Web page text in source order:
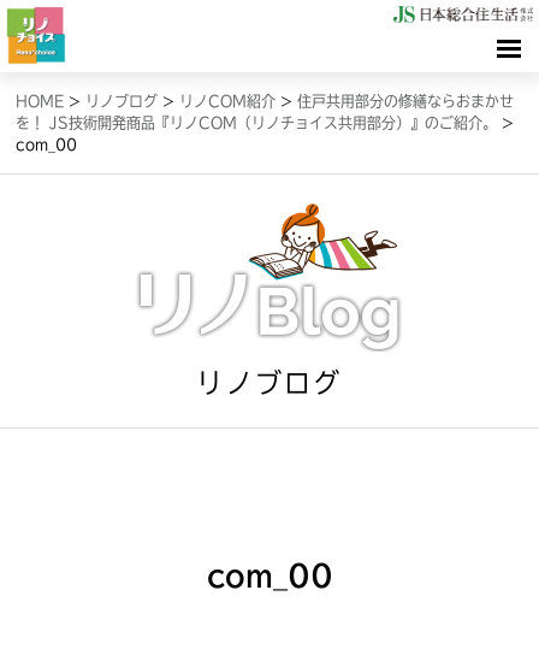
HOME
HOME > リノブログ > リノCOM紹介 >住戸共用部分の修繕ならおまかせ
を！ JS技術開発商品『リノCOM（リノチョイス共用部分）』のご紹介。
>
com_00
リノブログ
com_00